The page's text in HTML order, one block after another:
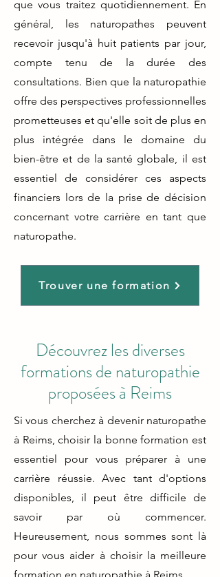
que vous traitez quotidiennement. En
général, les naturopathes peuvent
recevoir jusqu'à huit patients par jour,
compte tenu de la durée des
consultations. Bien que la naturopathie
offre des perspectives professionnelles
prometteuses et qu'elle soit de plus en
plus intégrée dans le domaine du
bien-être et de la santé globale, il est
essentiel de considérer ces aspects
financiers lors de la prise de décision
concernant votre carrière en tant que
naturopathe.
Trouver une formation
Découvrez les diverses
formations de naturopathie
proposées à Reims
Si vous cherchez à devenir naturopathe
à Reims, choisir la bonne formation est
essentiel pour vous préparer à une
carrière réussie. Avec tant d'options
disponibles, il peut être difficile de
savoir par où commencer.
Heureusement, nous sommes sont là
pour vous aider à choisir la meilleure